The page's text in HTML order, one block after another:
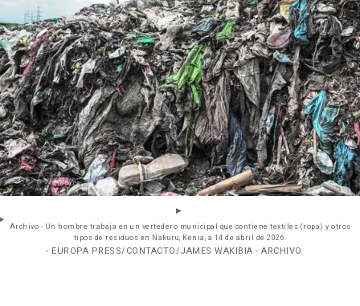
Archivo - Un hombre trabaja en un vertedero municipal que contiene textiles (ropa) y otros
tipos de residuos en Nakuru, Kenia, a 14 de abril de 2026.
- EUROPA PRESS/CONTACTO/JAMES WAKIBIA - ARCHIVO